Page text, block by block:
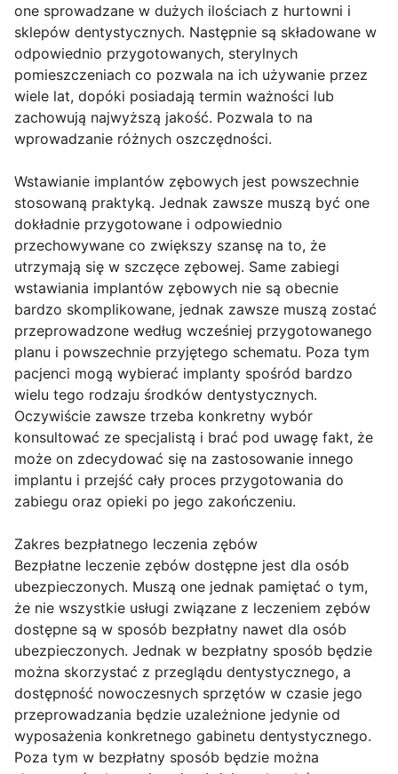
one sprowadzane w dużych ilościach z hurtowni i
sklepów dentystycznych. Następnie są składowane w
odpowiednio przygotowanych, sterylnych
pomieszczeniach co pozwala na ich używanie przez
wiele lat, dopóki posiadają termin ważności lub
zachowują najwyższą jakość. Pozwala to na
wprowadzanie różnych oszczędności.
Wstawianie implantów zębowych jest powszechnie
stosowaną praktyką. Jednak zawsze muszą być one
dokładnie przygotowane i odpowiednio
przechowywane co zwiększy szansę na to, że
utrzymają się w szczęce zębowej. Same zabiegi
wstawiania implantów zębowych nie są obecnie
bardzo skomplikowane, jednak zawsze muszą zostać
przeprowadzone według wcześniej przygotowanego
planu i powszechnie przyjętego schematu. Poza tym
pacjenci mogą wybierać implanty spośród bardzo
wielu tego rodzaju środków dentystycznych.
Oczywiście zawsze trzeba konkretny wybór
konsultować ze specjalistą i brać pod uwagę fakt, że
może on zdecydować się na zastosowanie innego
implantu i przejść cały proces przygotowania do
zabiegu oraz opieki po jego zakończeniu.
Zakres bezpłatnego leczenia zębów
Bezpłatne leczenie zębów dostępne jest dla osób
ubezpieczonych. Muszą one jednak pamiętać o tym,
że nie wszystkie usługi związane z leczeniem zębów
dostępne są w sposób bezpłatny nawet dla osób
ubezpieczonych. Jednak w bezpłatny sposób będzie
można skorzystać z przeglądu dentystycznego, a
dostępność nowoczesnych sprzętów w czasie jego
przeprowadzania będzie uzależnione jedynie od
wyposażenia konkretnego gabinetu dentystycznego.
Poza tym w bezpłatny sposób będzie można